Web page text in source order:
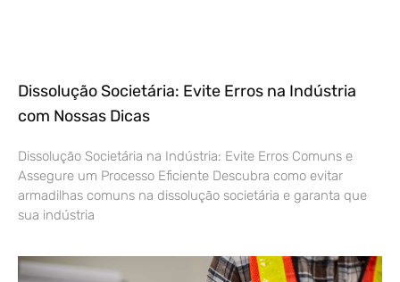
Dissolução Societária: Evite Erros na Indústria
com Nossas Dicas
Dissolução Societária na Indústria: Evite Erros Comuns e
Assegure um Processo Eficiente Descubra como evitar
armadilhas comuns na dissolução societária e garanta que
sua indústria